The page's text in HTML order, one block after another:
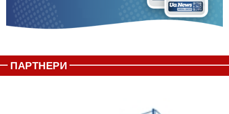
ПАРТНЕРИ